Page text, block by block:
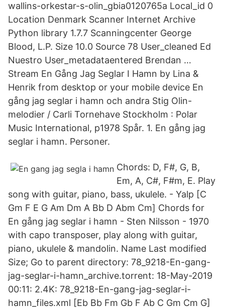
wallins-orkestar-s-olin_gbia0120765a Local_id 0
Location Denmark Scanner Internet Archive
Python library 1.7.7 Scanningcenter George
Blood, L.P. Size 10.0 Source 78 User_cleaned Ed
Nuestro User_metadataentered Brendan …
Stream En Gång Jag Seglar I Hamn by Lina &
Henrik from desktop or your mobile device En
gång jag seglar i hamn och andra Stig Olin-
melodier / Carli Tornehave Stockholm : Polar
Music International, p1978 Spår. 1. En gång jag
seglar i hamn. Personer.
Chords: D, F#, G, B,
Em, A, C#, F#m, E. Play
song with guitar, piano, bass, ukulele. - Yalp [C
Gm F E G Am Dm A Bb D Abm Cm] Chords for
En gång jag seglar i hamn - Sten Nilsson - 1970
with capo transposer, play along with guitar,
piano, ukulele & mandolin. Name Last modified
Size; Go to parent directory: 78_9218-En-gang-
jag-seglar-i-hamn_archive.torrent: 18-May-2019
00:11: 2.4K: 78_9218-En-gang-jag-seglar-i-
hamn_files.xml [Eb Bb Fm Gb F Ab C Gm Cm G]